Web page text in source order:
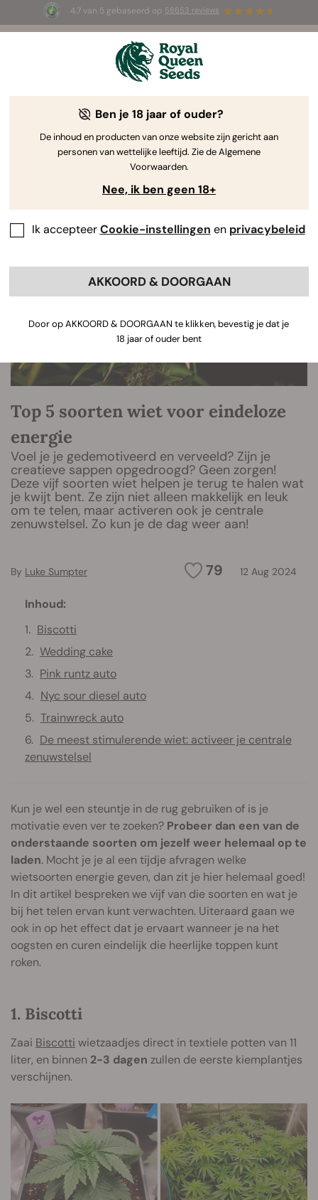
4.7 van 5 gebaseerd op 58653 reviews
1+1 GRATIS- Tijdelijke aanbieding
2d 13h 12m 13s
The RQS Blog
Cannabis Lifestyle Blogs
Top 5 soorten wiet voor eindeloze
energie
Voel je je gedemotiveerd en verveeld? Zijn je
creatieve sappen opgedroogd? Geen zorgen!
Deze vijf soorten wiet helpen je terug te halen wat
je kwijt bent. Ze zijn niet alleen makkelijk en leuk
om te telen, maar activeren ook je centrale
zenuwstelsel. Zo kun je de dag weer aan!
79 12 Aug 2024
By Luke Sumpter
Inhoud:
Biscotti
Wedding cake
Pink runtz auto
Nyc sour diesel auto
Trainwreck auto
De meest stimulerende wiet: activeer je centrale
zenuwstelsel
Kun je wel een steuntje in de rug gebruiken of is je
motivatie even ver te zoeken? Probeer dan een van de
onderstaande soorten om jezelf weer helemaal op te
laden. Mocht je je al een tijdje afvragen welke
wietsoorten energie geven, dan zit je hier helemaal goed!
In dit artikel bespreken we vijf van die soorten en wat je
bij het telen ervan kunt verwachten. Uiteraard gaan we
ook in op het effect dat je ervaart wanneer je na het
oogsten en curen eindelijk die heerlijke toppen kunt
roken.
1. Biscotti
Zaai Biscotti wietzaadjes direct in textiele potten van 11
liter, en binnen 2-3 dagen zullen de eerste kiemplantjes
verschijnen.
Ben je 18 jaar of ouder?
De inhoud en producten van onze website zijn gericht aan
personen van wettelijke leeftijd. Zie de Algemene
Voorwaarden.
Nee, ik ben geen 18+
Ik accepteerCookie-instellingen en privacybeleid
AKKOORD & DOORGAAN
Door op AKKOORD & DOORGAAN te klikken, bevestig je dat je
18 jaar of ouder bent